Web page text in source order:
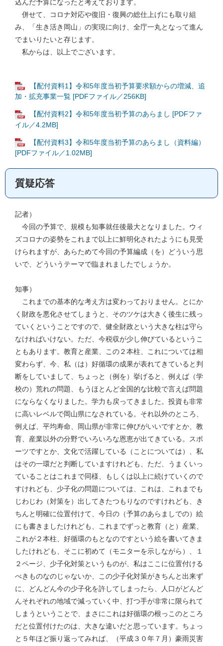
込んだ予算になったと考えております。
併せて、コロナ対応や復旧・復興の総仕上げにも取り組
み、「生き活き岡山」の実現に向け、全庁一丸となって進ん
でまいりたいと存じます。
私からは、以上でございます。
【配付資料1】令和5年度当初予算要求額からの増減、追
加・拡充事業一覧 [PDFファイル／256KB]
【配付資料2】令和5年度当初予算のあらまし [PDFファ
イル／4.2MB]
【配付資料3】令和5年度当初予算のあらまし（資料編）
[PDFファイル／1.02MB]
質疑応答
記者）
今回の予算で、規模も知事就任後最大となりました。ウィ
ズコロナの姿勢をこれまで以上に鮮明化されたようにも見受
けられますが、あらためて今回の予算編成（を）どういう思
いで、どういうテーマで臨まれましたでしょうか。
知事）
これまでの基本的な考え方は変わっておりません。とにか
く財政を悪化させてしまうと、そのツケは大きく後生に残っ
ていくということですので、健全財政という大きな柱は守ら
なければいけない。ただ、今税収が少し伸びているというこ
ともあります。教育と産業、この２本柱、これについては相
変わらず、今、私（は）好循環の成果が表れてきていると判
断をしていまして、ちょっと（例を）挙げると、例えば（学
校の）荒れの問題、もうほとんど全国的な比較で言えば問題
にならなくなりました。学力も戻ってきました。投資も非常
に高いレベルで岡山県になされている。それ以外のところ、
例えば、平均寿命、岡山県が非常に伸びがいいですとか、教
育、産業以外の分野でいろいろな恩恵が出てきている。スポ
ーツですとか、文化で活躍している（ことについては）、私
はその一環だと判断していますけれども、ただ、うまくいっ
ていることはこれまで同様、もしくは以上に続けていくので
すけれども、少子化の問題については、これは、これまでも
じわじわ（対策を）出してきたつもりなのですけれども、き
ちんと明確に位置付けて、今日の（予算のあらましでの）絵
にも書きましたけれども、これまでずっと教育（と）産業、
これが２本柱、好循環のもとなのですという絵を書いてきま
したけれども、そこに初めて（モニターを示しながら）、１
２ページ、少子化対策というものが、私はここに位置付ける
べきものなのじゃないか、この少子化対策がきちんと出来ず
に、どんどん今の少子化を許してしまったら、人口がどんど
んそれぞれの地域で減っていく中、打つ手が非常に限られて
しまうということで、まさにこれは好循環の根っこのところ
だと位置付けたのは、大きな違いだと思っています。ちょっ
と５年ほど振り返ってみれば、（平成３０年７月）豪雨災害